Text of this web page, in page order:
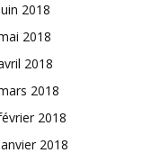
2018
2018
2018
2018
2018
2018